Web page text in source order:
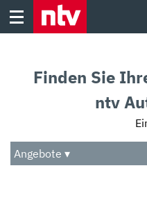
Skip
Audio
Das Beste
Finden Sie
ntv
Angebote ▾